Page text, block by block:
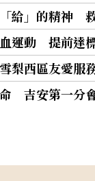
給」的精神
運動 提前達
梨西區友愛服
吉安第一分